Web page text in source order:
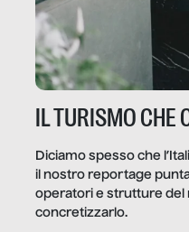
IL TURISMO CHE
Diciamo spesso che
il nostro reportage
operatori e strutture del
concretizzarlo.